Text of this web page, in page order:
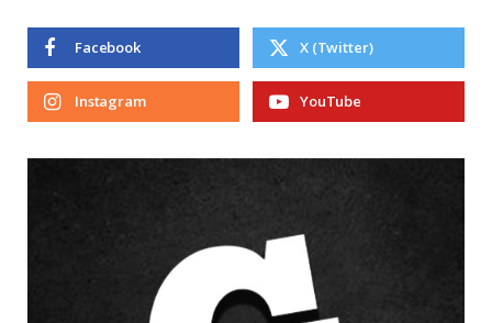
Facebook X (Twitter)
Instagram YouTube